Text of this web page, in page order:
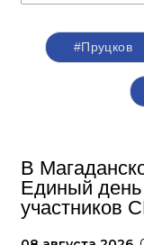
#Пруцков
В
Единый
участников